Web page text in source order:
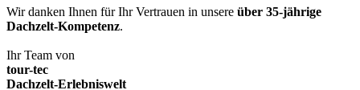
Wir danken Ihnen für Ihr Vertrauen in unsere über 35-jährige
Dachzelt-Kompetenz.
Ihr Team von
tour-tec
Dachzelt-Erlebniswelt